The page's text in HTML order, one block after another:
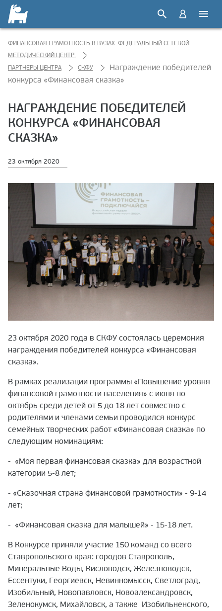
ФИНАНСОВАЯ ГРАМОТНОСТЬ В ВУЗАХ. ФЕДЕРАЛЬНЫЙ СЕТЕВОЙ
МЕТОДИЧЕСКИЙ ЦЕНТР.
ПАРТНЕРЫ ЦЕНТРА
СКФУ
Награждение победителей
конкурса «Финансовая сказка»
НАГРАЖДЕНИЕ ПОБЕДИТЕЛЕЙ
КОНКУРСА «ФИНАНСОВАЯ
СКАЗКА»
23 октября 2020
23 октября 2020 года в СКФУ состоялась церемония
награждения победителей конкурса «Финансовая
сказка».
В рамках реализации программы «Повышение уровня
финансовой грамотности населения» с июня по
октябрь среди детей от 5 до 18 лет совместно с
родителями и членами семьи проводился конкурс
семейных творческих работ «Финансовая сказка» по
следующим номинациям:
- «Моя первая финансовая сказка» для возрастной
категории 5-8 лет;
- «Сказочная страна финансовой грамотности» - 9-14
лет;
- «Финансовая сказка для малышей» - 15-18 лет.
В Конкурсе приняли участие 150 команд со всего
Ставропольского края: городов Ставрополь,
Минеральные Воды, Кисловодск, Железноводск,
Ессентуки, Георгиевск, Невинномысск, Светлоград,
Изобильный, Новопавловск, Новоалександровск,
Зеленокумск, Михайловск, а также Изобильненского,